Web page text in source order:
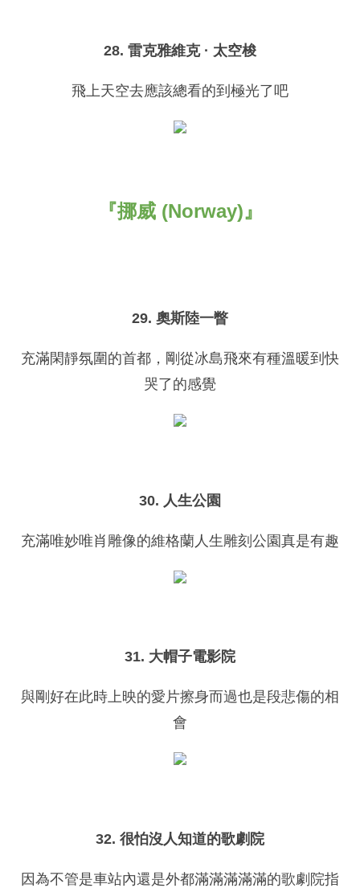
28. 雷克雅維克 · 太空梭
飛上天空去應該總看的到極光了吧
『挪威 (Norway)』
29. 奧斯陸一瞥
充滿閑靜氛圍的首都，剛從冰島飛來有種溫暖到快
哭了的感覺
30. 人生公園
充滿唯妙唯肖雕像的維格蘭人生雕刻公園真是有趣
31. 大帽子電影院
與剛好在此時上映的愛片擦身而過也是段悲傷的相
會
32. 很怕沒人知道的歌劇院
因為不管是車站內還是外都滿滿滿滿滿的歌劇院指